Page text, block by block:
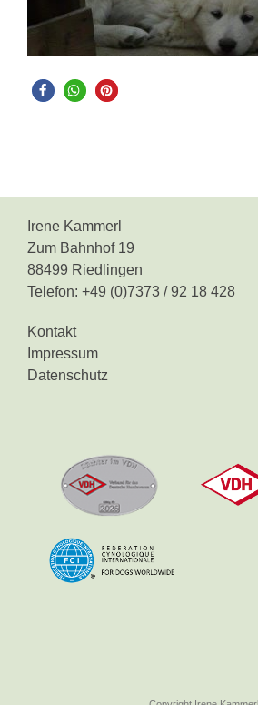
Irene Kammerl
Zum Bahnhof 19
88499 Riedlingen
Telefon: +49 (0)7373 / 92 18 428
Kontakt
Impressum
Datenschutz